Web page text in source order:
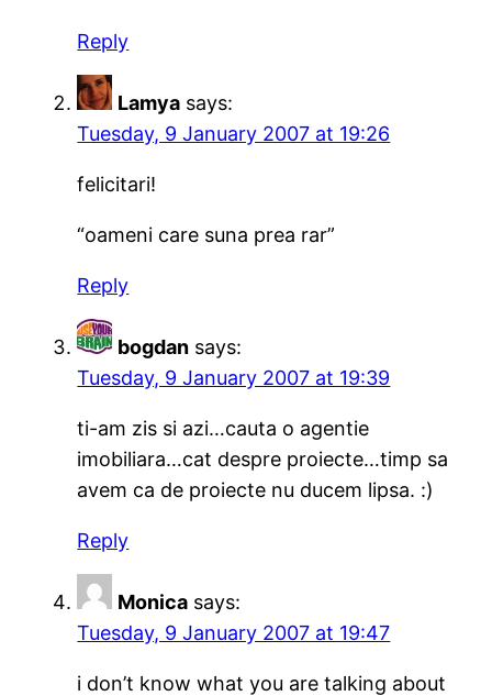
Reply
Lamya says:
Tuesday, 9 January 2007 at 19:26
felicitari!
“oameni care suna prea rar”
Reply
bogdan says:
Tuesday, 9 January 2007 at 19:39
ti-am zis si azi…cauta o agentie
imobiliara…cat despre proiecte…timp sa
avem ca de proiecte nu ducem lipsa. :)
Reply
Monica says:
Tuesday, 9 January 2007 at 19:47
i don’t know what you are talking about